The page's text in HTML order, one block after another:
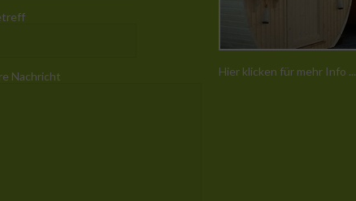
Nachricht Hier klicken für mehr Info ...